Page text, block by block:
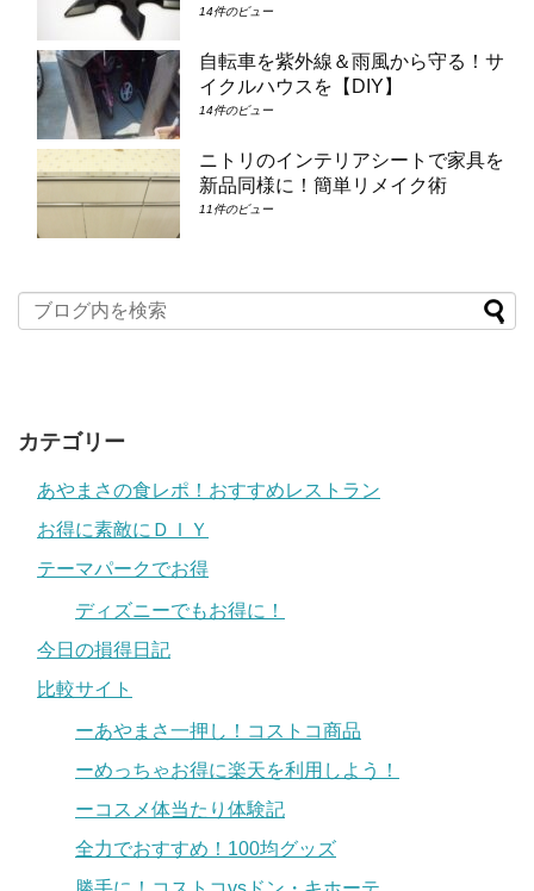
14件のビュー
自転車を紫外線＆雨風から守る！サ
イクルハウスを【DIY】
14件のビュー
ニトリのインテリアシートで家具を
新品同様に！簡単リメイク術
11件のビュー
カテゴリー
あやまさの食レポ！おすすめレストラン
お得に素敵にＤＩＹ
テーマパークでお得
ディズニーでもお得に！
今日の損得日記
比較サイト
ーあやまさ一押し！コストコ商品
ーめっちゃお得に楽天を利用しよう！
ーコスメ体当たり体験記
全力でおすすめ！100均グッズ